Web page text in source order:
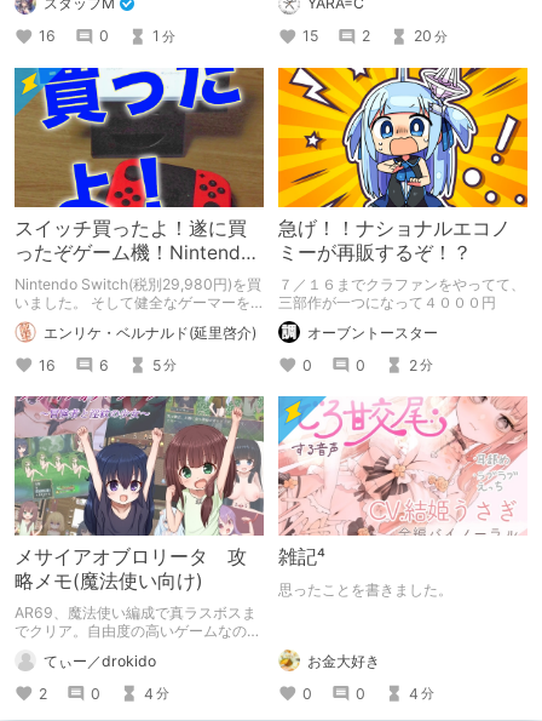
ユーザーも新規ユーザーも、この機会
にシルヴィちゃんに会いにいきません
か？
16
0 1 分
15
2 20 分
スイッチ買ったよ！遂に買
ったぞゲーム機！Nintendo
Switch！
Nintendo Switch(税別29,980円)を買
いました。 そして健全なゲーマーを
目指す！ Switchは1日1時間！
エンリケ・ベルナルド(延里啓介)
16
6 5分
急げ！！ナショナルエコノ
ミーが再販するぞ！？
７／１６までクラファンをやってて、
三部作が一つになって４０００円
オーブントースター
0
0 2分
メサイアオブロリータ 攻
略メモ(魔法使い向け)
AR69、魔法使い編成で真ラスボスま
でクリア。自由度の高いゲームなので
色々な軌跡があって然るべきと思い以
下に攻略メモを残します。皆さんの冒
険の一助になれば幸い。
てぃー／drokido
2
0 4 分
雑記⁴
思ったことを書きました。
お金大好き
0
0 4 分